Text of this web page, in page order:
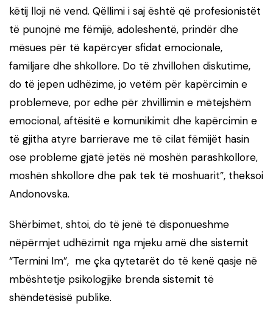
këtij lloji në vend. Qëllimi i saj është që profesionistët
të punojnë me fëmijë, adoleshentë, prindër dhe
mësues për të kapërcyer sfidat emocionale,
familjare dhe shkollore. Do të zhvillohen diskutime,
do të jepen udhëzime, jo vetëm për kapërcimin e
problemeve, por edhe për zhvillimin e mëtejshëm
emocional, aftësitë e komunikimit dhe kapërcimin e
të gjitha atyre barrierave me të cilat fëmijët hasin
ose probleme gjatë jetës në moshën parashkollore,
moshën shkollore dhe pak tek të moshuarit”, theksoi
Andonovska.
Shërbimet, shtoi, do të jenë të disponueshme
nëpërmjet udhëzimit nga mjeku amë dhe sistemit
“Termini Im”, me çka qytetarët do të kenë qasje në
mbështetje psikologjike brenda sistemit të
shëndetësisë publike.